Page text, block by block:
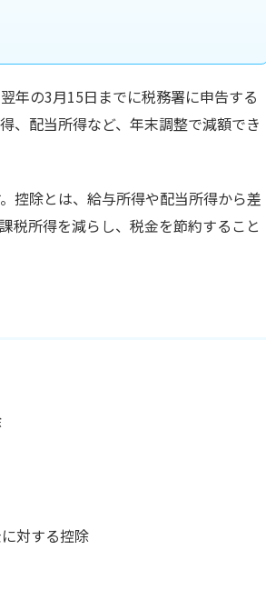
年の3月15日までに税務署に申告する
、配当所得など、年末調整で減額でき
控除とは、給与所得や配当所得から差
税所得を減らし、税金を節約すること
対する控除